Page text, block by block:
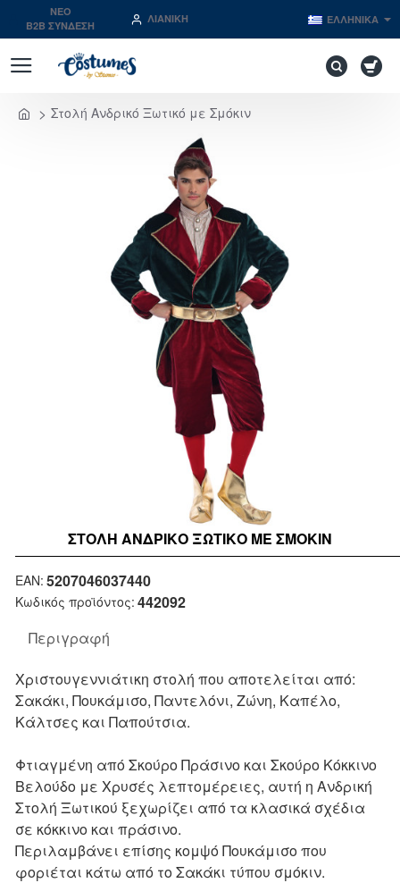
NEO
B2B ΣΥΝΔΕΣΗ
ΛΙΑΝΙΚΉ ΕΛΛΗΝΙΚΆ
Στολή Ανδρικό Ξωτικό με Σμόκιν
ΣΤΟΛΉ ΑΝΔΡΙΚΌ ΞΩΤΙΚΌ ΜΕ ΣΜΌΚΙΝ
Περιγραφή
Χριστουγεννιάτικη στολή που αποτελείται από:
Σακάκι, Πουκάμισο, Παντελόνι, Ζώνη, Καπέλο,
Κάλτσες και Παπούτσια.
Φτιαγμένη από Σκούρο Πράσινο και Σκούρο Κόκκινο
Βελούδο με Χρυσές λεπτομέρειες, αυτή η Ανδρική
Στολή Ξωτικού ξεχωρίζει από τα κλασικά σχέδια
σε κόκκινο και πράσινο.
Περιλαμβάνει επίσης κομψό Πουκάμισο που
φοριέται κάτω από το Σακάκι τύπου σμόκιν.
Κωδικός προϊόντος: 442092
EAN: 5207046037440